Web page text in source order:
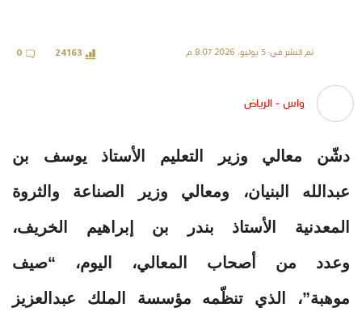
تم النشر في: 5 يوليو، 2026 8:07 م 24163
0
واس - الرياض
دشّن معالي وزير التعليم الأستاذ يوسف بن
عبدالله البنيان، ومعالي وزير الصناعة والثروة
المعدنية الأستاذ بندر بن إبراهيم الخريف،
وعدد من أصحاب المعالي، اليوم، “صيف
موهبة”، الذي تنظّمه مؤسسة الملك عبدالعزيز